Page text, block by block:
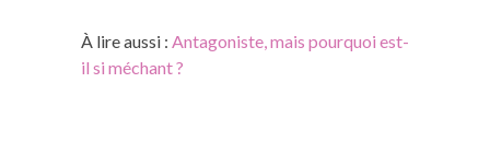
À lire aussi : Antagoniste, mais pourquoi est-
il si méchant ?